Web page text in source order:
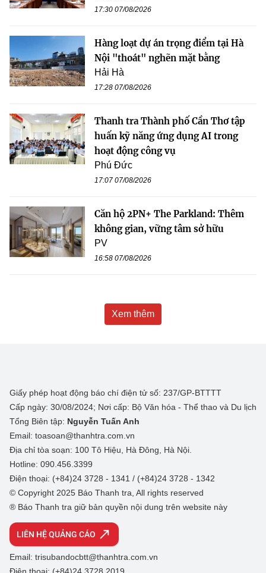
17:30 07/08/2026
Hàng loạt dự án trọng điểm tại Hà
Nội "thoát" nghẽn mặt bằng
Hải Hà
17:28 07/08/2026
Thanh tra Thành phố Cần Thơ tập
huấn kỹ năng ứng dụng AI trong
hoạt động công vụ
Phú Đức
17:07 07/08/2026
Căn hộ 2PN+ The Parkland: Thêm
không gian, vững tâm sở hữu
PV
16:58 07/08/2026
Xem thêm
Giấy phép hoạt động báo chí điện tử số: 237/GP-BTTTT
Cấp ngày: 30/08/2024; Nơi cấp: Bộ Văn hóa - Thể thao và Du lịch
Tổng Biên tập: Nguyễn Tuấn Anh
Email: toasoan@thanhtra.com.vn
Địa chỉ tòa soạn: 100 Tô Hiệu, Hà Đông, Hà Nội.
Hotline: 090.456.3399
Điện thoại: (+84)24 3728 - 1341 / (+84)24 3728 - 1342
© Copyright 2025 Báo Thanh tra, All rights reserved
® Báo Thanh tra giữ bản quyền nội dung trên website này
LIÊN HỆ QUẢNG CÁO
Email: trisubandocbtt@thanhtra.com.vn